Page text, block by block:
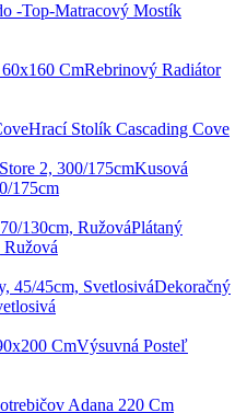
Matracový Mostík
Rebrinový Radiátor
Hrací Stolík Cascading Cove
Kusová
175cm
Plátaný
Dekoračný
Výsuvná Posteľ